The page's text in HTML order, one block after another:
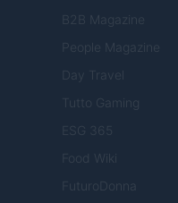
B2B Magazine
People Magazine
Day Travel
Tutto Gaming
ESG 365
Food Wiki
FuturoDonna